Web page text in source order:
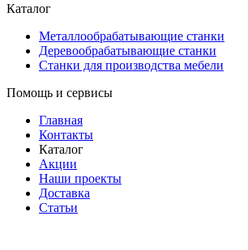
Каталог
Металлообрабатывающие станки
Деревообрабатывающие станки
Станки для производства мебели
Помощь и сервисы
Главная
Контакты
Каталог
Акции
Наши проекты
Доставка
Статьи